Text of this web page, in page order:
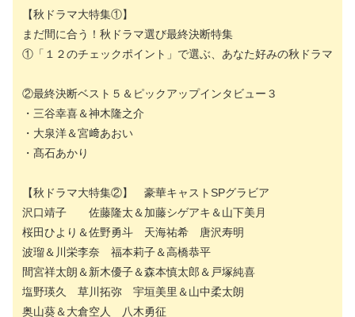
【秋ドラマ大特集①】
まだ間に合う！秋ドラマ選び最終決断特集
①「１２のチェックポイント」で選ぶ、あなた好みの秋ドラマ
②最終決断ベスト５＆ピックアップインタビュー３
・三谷幸喜＆神木隆之介
・大泉洋＆宮﨑あおい
・髙石あかり
【秋ドラマ大特集②】 豪華キャストSPグラビア
沢口靖子 佐藤隆太＆加藤シゲアキ＆山下美月
桜田ひより＆佐野勇斗 天海祐希 唐沢寿明
波瑠＆川栄李奈 福本莉子＆高橋恭平
間宮祥太朗＆新木優子＆森本慎太郎＆戸塚純喜
塩野瑛久 草川拓弥 宇垣美里＆山中柔太朗
奥山葵＆大倉空人 八木勇征